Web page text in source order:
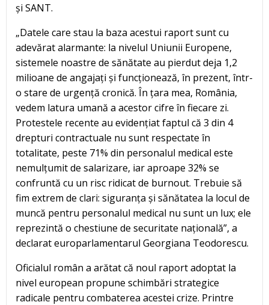
și SANT.
„Datele care stau la baza acestui raport sunt cu
adevărat alarmante: la nivelul Uniunii Europene,
sistemele noastre de sănătate au pierdut deja 1,2
milioane de angajați și funcționează, în prezent, într-
o stare de urgență cronică. În țara mea, România,
vedem latura umană a acestor cifre în fiecare zi.
Protestele recente au evidențiat faptul că 3 din 4
drepturi contractuale nu sunt respectate în
totalitate, peste 71% din personalul medical este
nemulțumit de salarizare, iar aproape 32% se
confruntă cu un risc ridicat de burnout. Trebuie să
fim extrem de clari: siguranța și sănătatea la locul de
muncă pentru personalul medical nu sunt un lux; ele
reprezintă o chestiune de securitate națională”, a
declarat europarlamentarul Georgiana Teodorescu.
Oficialul român a arătat că noul raport adoptat la
nivel european propune schimbări strategice
radicale pentru combaterea acestei crize. Printre